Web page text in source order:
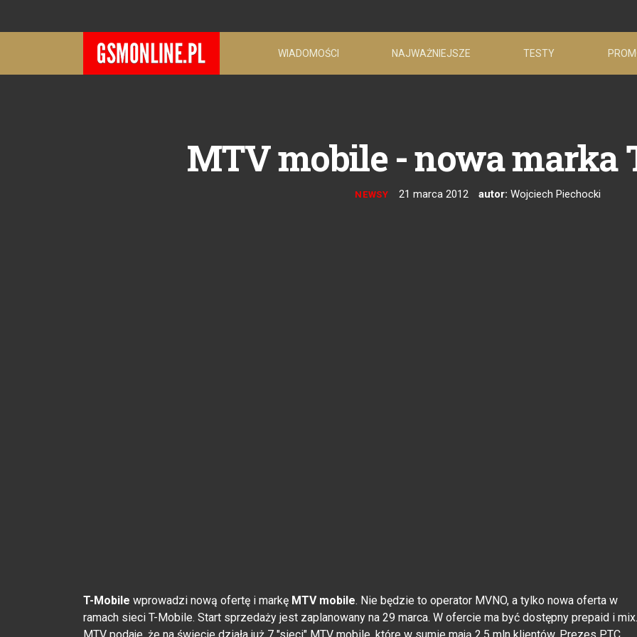
WIADOMOŚCI NAJWAŻNIEJSZE TESTY
MTV mobile - nowa marka
NEWSY 21 marca 2012 autor: Wojciech Piechocki
T-Mobile wprowadzi nową ofertę i markę MTV mobile. Nie będzie to operator MVNO, a tylko nowa oferta w
ramach sieci T-Mobile. Start sprzedaży jest zaplanowany na 29 marca. W ofercie ma być dostępny prepaid i mix.
MTV podaje, że na świecie działa już 7 "sieci" MTV mobile, które w sumie mają 2.5 mln klientów. Prezes PTC,